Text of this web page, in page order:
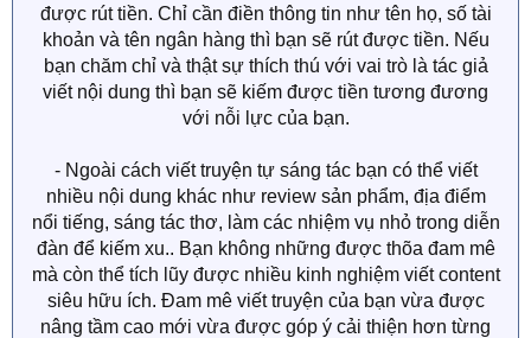
Khi bạn đạt được số xu tối thiểu là 200k xu bạn sẽ
được rút tiền. Chỉ cần điền thông tin như tên họ, số tài
khoản và tên ngân hàng thì bạn sẽ rút được tiền. Nếu
bạn chăm chỉ và thật sự thích thú với vai trò là tác giả
viết nội dung thì bạn sẽ kiếm được tiền tương đương
- Ngoài cách viết truyện tự sáng tác bạn có thể viết
nhiều nội dung khác như review sản phẩm, địa điểm
nổi tiếng, sáng tác thơ, làm các nhiệm vụ nhỏ trong diễn
đàn để kiếm xu.. Bạn không những được thõa đam mê
mà còn thể tích lũy được nhiều kinh nghiệm viết content
siêu hữu ích. Đam mê viết truyện của bạn vừa được